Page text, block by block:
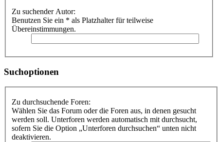
Zu suchender Autor:
Benutzen Sie ein * als Platzhalter für teilweise
Übereinstimmungen.
Suchoptionen
Zu durchsuchende Foren:
Wählen Sie das Forum oder die Foren aus, in denen gesucht
werden soll. Unterforen werden automatisch mit durchsucht,
sofern Sie die Option „Unterforen durchsuchen“ unten nicht
deaktivieren.